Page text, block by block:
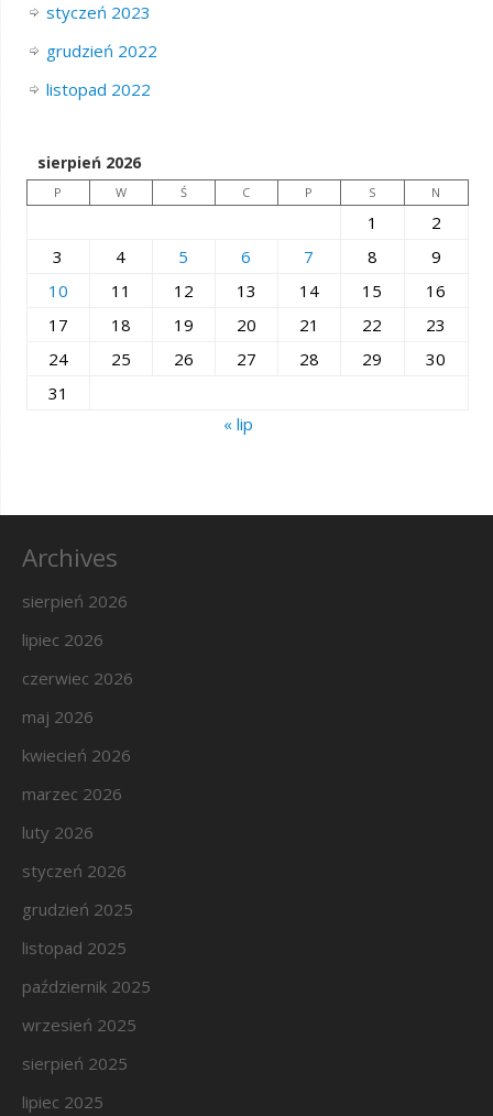
styczeń 2023
grudzień 2022
listopad 2022
sierpień 2026
P W Ś C P S N
1
2
3
4 5 6 7 8
9
10
11 12 13 14 15
16
17
18 19 20 21 22
23
24
25 26 27 28 29
30
31
« lip
Archives
sierpień 2026
lipiec 2026
czerwiec 2026
maj 2026
kwiecień 2026
marzec 2026
luty 2026
styczeń 2026
grudzień 2025
listopad 2025
październik 2025
wrzesień 2025
sierpień 2025
lipiec 2025